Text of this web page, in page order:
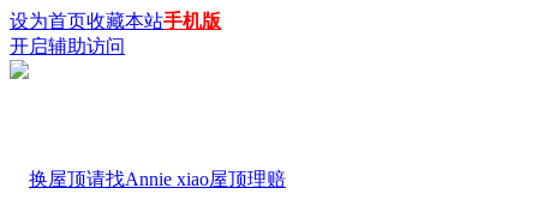
设为首页收藏本站手机版
开启辅助访问